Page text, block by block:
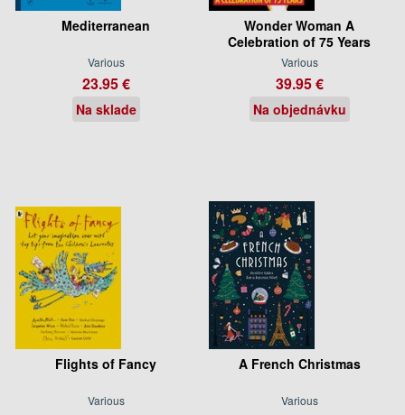
Mediterranean
Various
23.95 €
Na sklade
Wonder Woman A
Celebration of 75 Years
Various
39.95 €
Na objednávku
Flights of Fancy
Various
A French Christmas
Various